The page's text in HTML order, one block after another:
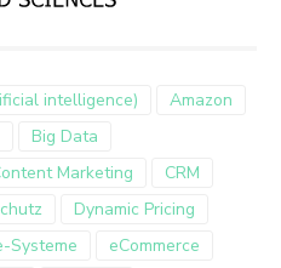
intelligence)
Amazon
Big Data
Marketing
CRM
Dynamic Pricing
Systeme
eCommerce